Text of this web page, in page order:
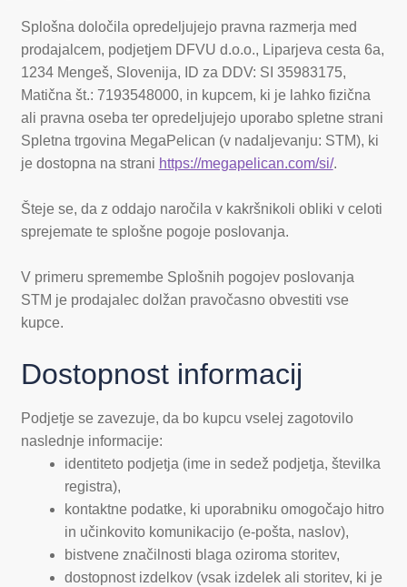
Splošna določila opredeljujejo pravna razmerja med
prodajalcem, podjetjem DFVU d.o.o., Liparjeva cesta 6a,
1234 Mengeš, Slovenija, ID za DDV: SI 35983175,
Matična št.: 7193548000, in kupcem, ki je lahko fizična
ali pravna oseba ter opredeljujejo uporabo spletne strani
Spletna trgovina MegaPelican (v nadaljevanju: STM), ki
je dostopna na strani https://megapelican.com/si/.
Šteje se, da z oddajo naročila v kakršnikoli obliki v celoti
sprejemate te splošne pogoje poslovanja.
V primeru spremembe Splošnih pogojev poslovanja
STM je prodajalec dolžan pravočasno obvestiti vse
kupce.
Dostopnost informacij
Podjetje se zavezuje, da bo kupcu vselej zagotovilo
naslednje informacije:
identiteto podjetja (ime in sedež podjetja, številka
registra),
kontaktne podatke, ki uporabniku omogočajo hitro
in učinkovito komunikacijo (e-pošta, naslov),
bistvene značilnosti blaga oziroma storitev,
dostopnost izdelkov (vsak izdelek ali storitev, ki je